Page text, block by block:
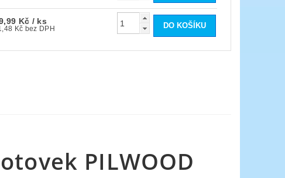
Kč / ks
421,48 Kč bez DPH
PILWOOD